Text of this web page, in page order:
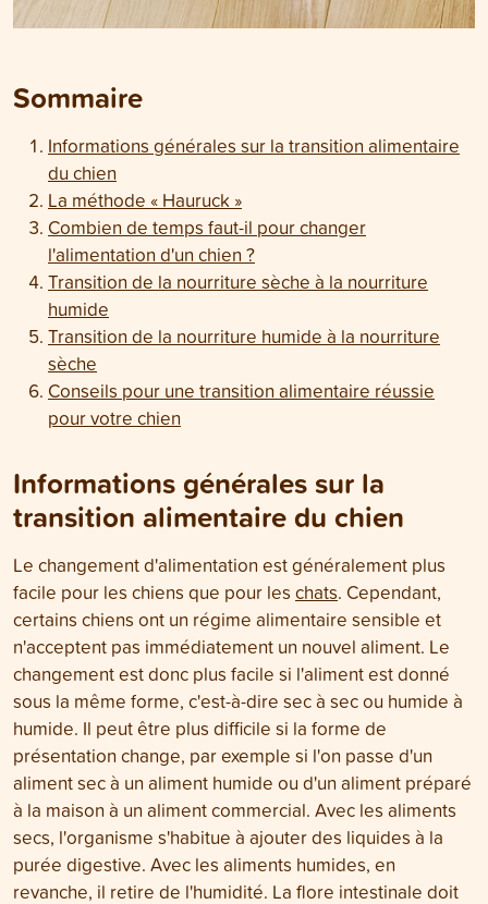
Sommaire
Informations générales sur la transition alimentaire
du chien
La méthode « Hauruck »
Combien de temps faut-il pour changer
l'alimentation d'un chien ?
Transition de la nourriture sèche à la nourriture
humide
Transition de la nourriture humide à la nourriture
sèche
Conseils pour une transition alimentaire réussie
pour votre chien
Informations générales sur la
transition alimentaire du chien
Le changement d'alimentation est généralement plus
facile pour les chiens que pour les chats. Cependant,
certains chiens ont un régime alimentaire sensible et
n'acceptent pas immédiatement un nouvel aliment. Le
changement est donc plus facile si l'aliment est donné
sous la même forme, c'est-à-dire sec à sec ou humide à
humide. Il peut être plus difficile si la forme de
présentation change, par exemple si l'on passe d'un
aliment sec à un aliment humide ou d'un aliment préparé
à la maison à un aliment commercial. Avec les aliments
secs, l'organisme s'habitue à ajouter des liquides à la
purée digestive. Avec les aliments humides, en
revanche, il retire de l'humidité. La flore intestinale doit